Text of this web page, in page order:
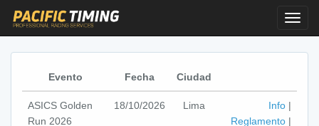
Evento Fecha Ciudad
ASICS Golden
Run 2026
18/10/2026 Lima Info |
Reglamento |